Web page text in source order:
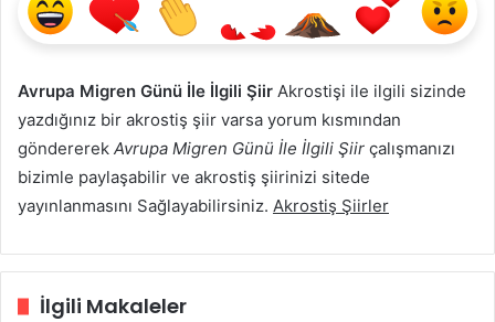
Avrupa Migren Günü İle İlgili Şiir Akrostişi ile ilgili sizinde
yazdığınız bir akrostiş şiir varsa yorum kısmından
göndererek Avrupa Migren Günü İle İlgili Şiir çalışmanızı
bizimle paylaşabilir ve akrostiş şiirinizi sitede
yayınlanmasını Sağlayabilirsiniz. Akrostiş Şiirler
İlgili Makaleler